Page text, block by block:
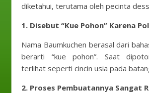
diketahui, terutama oleh pecinta
1. Disebut “Kue Pohon” Karena
Nama Baumkuchen berasal dari
berarti “kue pohon”. Saat
terlihat seperti cincin usia pada
2. Proses Pembuatannya Sangat